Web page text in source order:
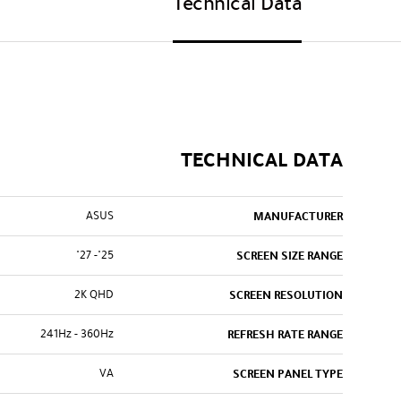
TECHNICAL DATA
MANUFACTURER
ASUS
SCREEN SIZE RANGE
25"- 27"
SCREEN RESOLUTION
2K QHD
REFRESH RATE RANGE
241Hz - 360Hz
SCREEN PANEL TYPE
VA